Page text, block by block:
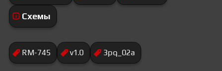
Схемы
RM-745 v1.0 3pq_02a